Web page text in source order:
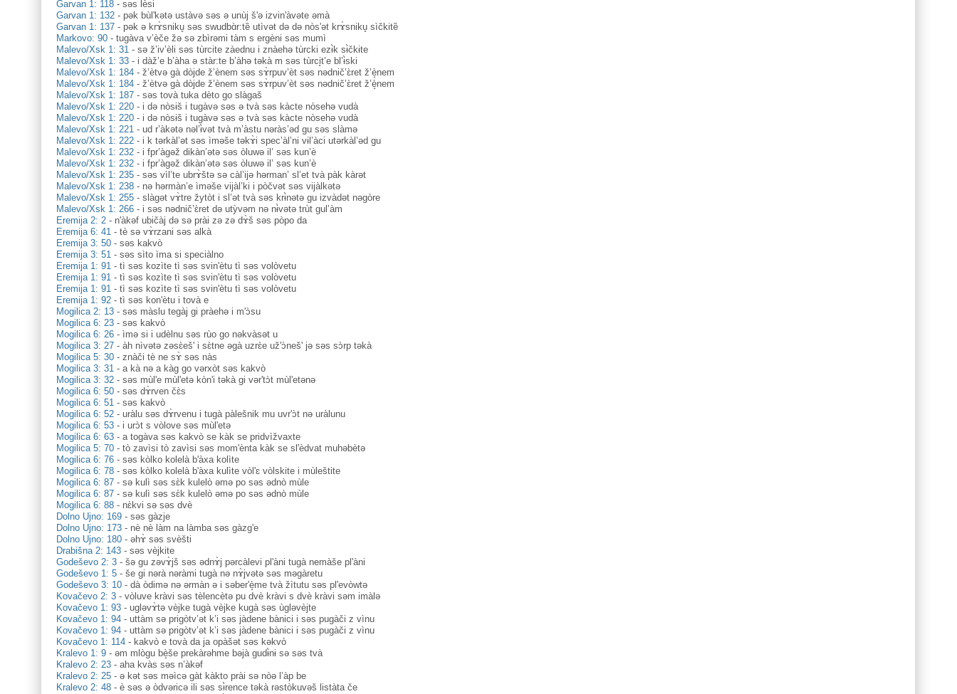
Garvan 1: 118 - səs lèsi
Garvan 1: 132 - pək bùl'kətə ustàvə səs ə unùj š'ə izvin'àvəte əmà
Garvan 1: 137 - pək ə krɤ̀sniku̥ səs swudbɑ̀r:tȅ utìvət də də nòs'ət krɤ̀sniku̥ sìčkitȅ
Markovo: 90 - tugàva v’èče žə sə zbìrəmi tàm s ergèni səs mumì
Malevo/Xsk 1: 31 - sə ž’iv’èli səs tùrcite zàednu i znàehə tùrcki ezɨ̀k sɨ̀čkɨte
Malevo/Xsk 1: 33 - i dàž’e b’àha ə stàr:te b’àhə təkà m səs tùrci̥t’e bl’ɨ̀ski
Malevo/Xsk 1: 184 - ž’ètvə gà dòjde ž’ènem səs sɤ̀rpuv’èt səs nədnič’ɛ̀ret ž’è̝nem
Malevo/Xsk 1: 184 - ž’ètvə gà dòjde ž’ènem səs sɤ̀rpuv’èt səs nədnič’ɛ̀ret ž’è̝nem
Malevo/Xsk 1: 187 - səs tovà tuka dèto go slàgaš
Malevo/Xsk 1: 220 - i də nòsɨš i tugàvə səs ə tvà səs kàcte nòsehə vudà
Malevo/Xsk 1: 220 - i də nòsɨš i tugàvə səs ə tvà səs kàcte nòsehə vudà
Malevo/Xsk 1: 221 - ud r’àkətə nəl’ɨ̀vət tvà m’àstu nəràs’əd gu səs slàmə
Malevo/Xsk 1: 222 - i k tərkàl’ət səs ìməše təkɤ̀i spec’àl’ni vɨl’àci utərkàl’əd gu
Malevo/Xsk 1: 232 - i fpr’àgəž dikàn’ətə səs òluwə il’ səs kun’è
Malevo/Xsk 1: 232 - i fpr’àgəž dikàn’ətə səs òluwə il’ səs kun’è
Malevo/Xsk 1: 235 - səs vìl’te ubrɤ̀štə sə càl’ijə hərman’ sl’et tvà pàk kàrət
Malevo/Xsk 1: 238 - nə hərmàn’e ìməše vijàl’ki i pòčvət səs vijàlkətə
Malevo/Xsk 1: 255 - slàgət vɤ̀tre žytòt i sl’ət tvà səs krɨ̀nətə gu izvàdət nəgòre
Malevo/Xsk 1: 266 - i səs nədnič’ɛ̀ret də utỳvəm nə nɨ̀vətə trùt gul’àm
Eremija 2: 2 - n'àkəf ubičàj də sə prài zə zə dɤ̀š səs pòpo da
Eremija 6: 41 - tè sə vɤ̀rzani səs alkà
Eremija 3: 50 - səs kakvò
Eremija 3: 51 - səs sìto ìma si speciàlno
Eremija 1: 91 - tì səs kozìte tì səs svin'ètu tì səs volòvetu
Eremija 1: 91 - tì səs kozìte tì səs svin'ètu tì səs volòvetu
Eremija 1: 91 - tì səs kozìte tì səs svin'ètu tì səs volòvetu
Eremija 1: 92 - tì səs kon'ètu i tovà e
Mogilica 2: 13 - səs màslu tegàj gi pràehə i m'ɔ̀su
Mogilica 6: 23 - səs kakvò
Mogilica 6: 26 - ìmə si i udèlnu səs rùo go nəkvàsət u
Mogilica 3: 27 - àh nìvətə zəsɛ̀eš' i sɛ̀tne əgà uzrɛ̀e už'ɔ̀neš' jə səs sɔ̀rp təkà
Mogilica 5: 30 - znàči tè ne sɤ̀ səs nàs
Mogilica 3: 31 - a kà nə a kàg go vərxòt səs kakvò
Mogilica 3: 32 - səs mùl'e mùl'etə kòn'i təkà gi vər'tɔ̀t mùl'etənə
Mogilica 6: 50 - səs dɤ̀rven čɛ̀s
Mogilica 6: 51 - səs kakvò
Mogilica 6: 52 - uràlu səs dɤ̀rvenu i tugà pàlešnik mu uvr'ɔ̀t nə uràlunu
Mogilica 6: 53 - i urɔ̀t s vòlove səs mùl'etə
Mogilica 6: 63 - a togàva səs kakvò se kàk se pridvìžvaxte
Mogilica 5: 70 - tò zavìsi tò zavìsi səs mom'ènta kàk se sl'èdvat muhəbètə
Mogilica 6: 76 - səs kòlko kolelà b'àxa kolìte
Mogilica 6: 78 - səs kòlko kolelà b'àxa kulìte vòl'ɛ vòlskite i mùleštite
Mogilica 6: 87 - sə kulì səs sɛ̀k kulelò əmə po səs ədnò mùle
Mogilica 6: 87 - sə kulì səs sɛ̀k kulelò əmə po səs ədnò mùle
Mogilica 6: 88 - nɛ̀kvi sə səs dvè
Dolno Ujno: 169 - səs gàzje
Dolno Ujno: 173 - nè nè làm na làmba səs gàzg'e
Dolno Ujno: 180 - əhɤ̀ səs svèšti
Drabišna 2: 143 - səs vèjkite
Godeševo 2: 3 - šə gu zəvɤ̀jš səs ədnɤ̀j pərcàlevi pl'àni tugà nemàše pl'àni
Godeševo 1: 5 - še gi nərà nəràmi tugà nə nɤ̀jvətə səs məgàretu
Godeševo 3: 10 - dà òdimə nə ərmàn ə i səber'è̝me tvà žìtutu səs pl'evòwtə
Kovačevo 2: 3 - vòluve kràvi səs tèlencètə pu dvè kràvi s dvè kràvi səm imàlə
Kovačevo 1: 93 - ugləvɤ̀tə vèjke tugà vèjke kugà səs ùgləvèjte
Kovačevo 1: 94 - uttàm sə prigòtv’ət k’i səs jàdene bànici i səs pugàči z vìnu
Kovačevo 1: 94 - uttàm sə prigòtv’ət k’i səs jàdene bànici i səs pugàči z vìnu
Kovačevo 1: 114 - kakvò e tovà da ja opàšət səs kəkvò
Kralevo 1: 9 - əm mlògu bè̝še prekàrəhme bəjà gudɨ̀nɨ sə səs tvà
Kralevo 2: 23 - aha kvàs səs n’àkəf
Kralevo 2: 25 - ə kət səs məìcə gàt kàkto prài sə nòə l’àp be
Kralevo 2: 48 - è səs ə òdvəricə ili səs sɨ̀rence təkà rəstòkuvəš listàta če